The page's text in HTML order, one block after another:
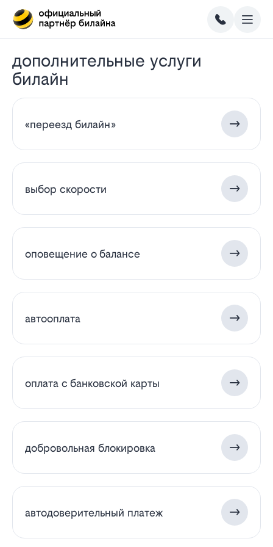
дополнительные услуги
билайн
«переезд билайн»
выбор скорости
оповещение о балансе
автооплата
оплата с банковской карты
добровольная блокировка
автодоверительный платеж